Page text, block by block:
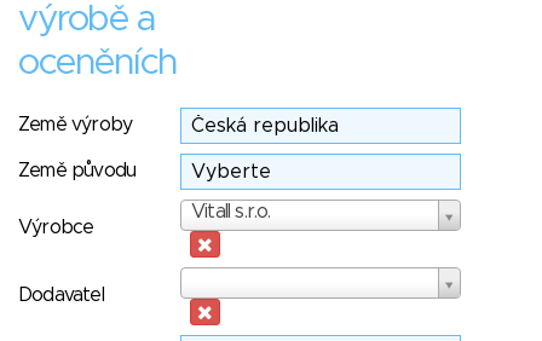
výrobě a
oceněních
Země výroby
Země původu
Výrobce
Vitall s.r.o.
Výrobce
Dodavatel